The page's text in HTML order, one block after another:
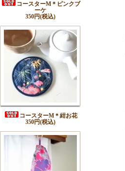
コースターM＊ピンクブ
ーケ
350円(税込)
コースターM＊紺お花
350円(税込)